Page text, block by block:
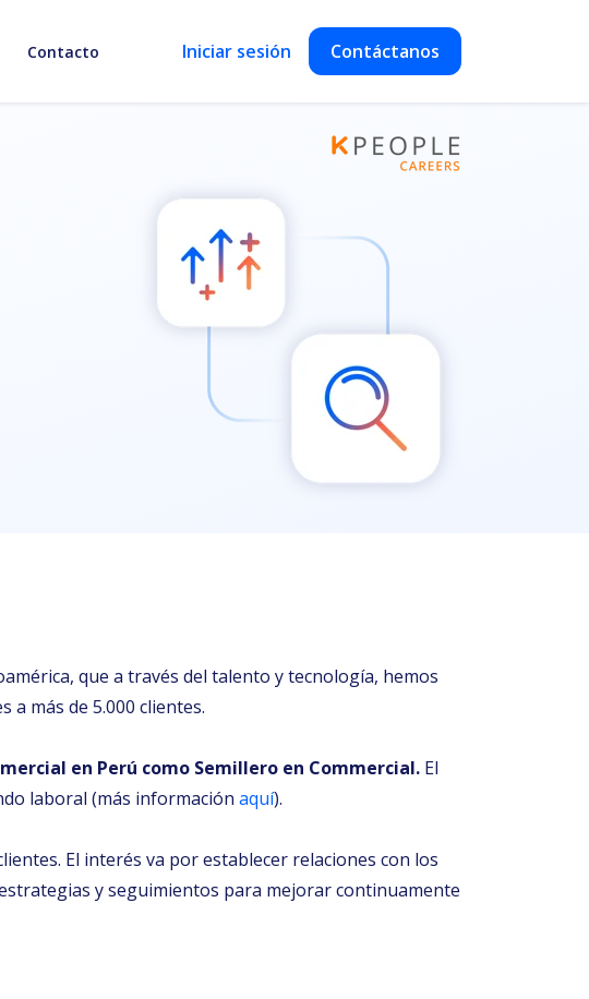
Contacto Iniciar sesión Contáctanos
que a través del talento y tecnología, hemos
más de 5.000 clientes.
en Perú como Semillero en Commercial. El
laboral (más información aquí).
El interés va por establecer relaciones con los
y seguimientos para mejorar continuamente